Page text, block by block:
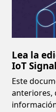
Lea la
IoT
Este
anteriores,